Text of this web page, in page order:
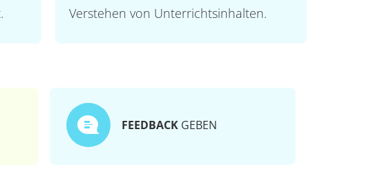
Verstehen von Unterrichtsinhalten.
FEEDBACK GEBEN